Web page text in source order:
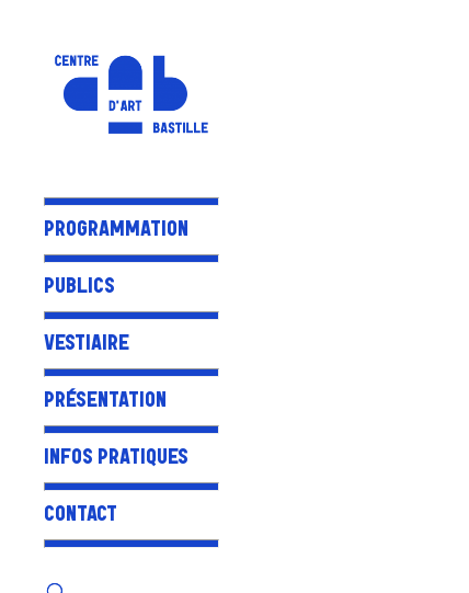
PROGRAMMATION
PUBLICS
VESTIAIRE
PRÉSENTATION
INFOS PRATIQUES
CONTACT